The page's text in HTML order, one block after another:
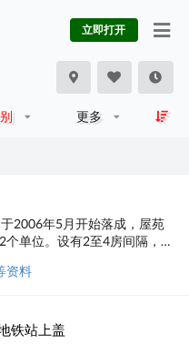
立即打开
更多
2006年5月开始落成，屋苑
单位。设有2至4房间隔，实
/保健、休闲区、基座商场；
资料
铁站上盖